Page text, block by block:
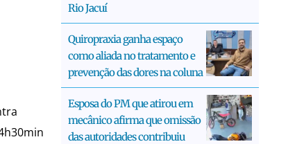
Rio Jacuí
Quiropraxia ganha espaço
como aliada no tratamento e
prevenção das dores na coluna
Esposa do PM que atirou em
mecânico afirma que omissão
das autoridades contribuiu